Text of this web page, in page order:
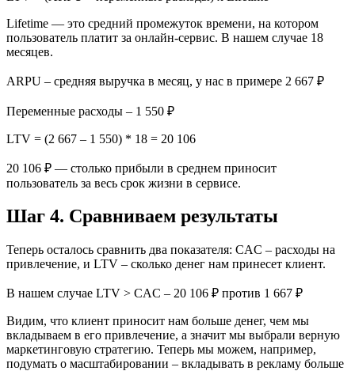
Lifetime — это средний промежуток времени, на котором
пользователь платит за онлайн-сервис. В нашем случае 18
месяцев.
ARPU – средняя выручка в месяц, у нас в примере 2 667 ₽
Переменные расходы – 1 550 ₽
LTV = (2 667 – 1 550) * 18 = 20 106
20 106 ₽ — столько прибыли в среднем приносит
пользователь за весь срок жизни в сервисе.
Шаг 4. Сравниваем результаты
Теперь осталось сравнить два показателя: CAC – расходы на
привлечение, и LTV – сколько денег нам принесет клиент.
В нашем случае LTV > CAC – 20 106 ₽ против 1 667 ₽
Видим, что клиент приносит нам больше денег, чем мы
вкладываем в его привлечение, а значит мы выбрали верную
маркетинговую стратегию. Теперь мы можем, например,
подумать о масштабировании – вкладывать в рекламу больше